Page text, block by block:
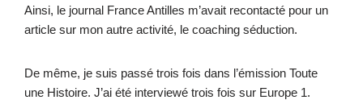
Ainsi, le journal France Antilles m’avait recontacté pour un
article sur mon autre activité, le coaching séduction.
De même, je suis passé trois fois dans l’émission Toute
une Histoire. J’ai été interviewé trois fois sur Europe 1.